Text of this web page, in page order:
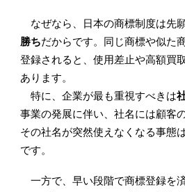
なぜなら、日本の商標制度は先
勝ちだからです。同じ商標や似た
登録されると、使用差止や高額買
あります。
特に、企業が最も重視すべきは
事業の発展に伴い、社名には顧客
その社名が突然使えなくなる事態
です。
一方で、早い段階で商標登録を